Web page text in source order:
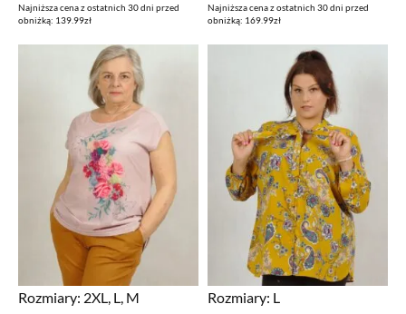
cena
cena
Najniższa cena z ostatnich 30 dni przed
obniżką: 139.99zł
cena
cena
Najniższa cena z ostatnich 30 dni przed
obniżką: 169.99zł
Rozmiary: 2XL, L, M
Rozmiary: L